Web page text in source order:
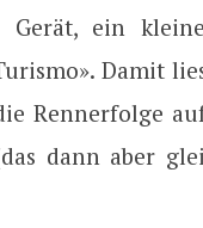
Gerät, ein
Damit
Rennerfolge
dann aber